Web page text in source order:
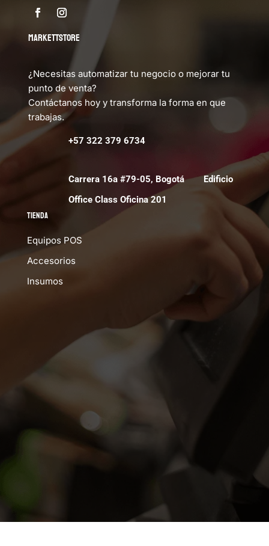
MARKETTSTORE
¿Necesitas automatizar tu negocio o mejorar tu
punto de venta?
Contáctanos hoy y transforma la forma en que
trabajas.
+57 322 379 6734
Carrera 16a #79-05, Bogotá Edificio
Office Class Oficina 201
Tienda
Equipos POS
Accesorios
Insumos